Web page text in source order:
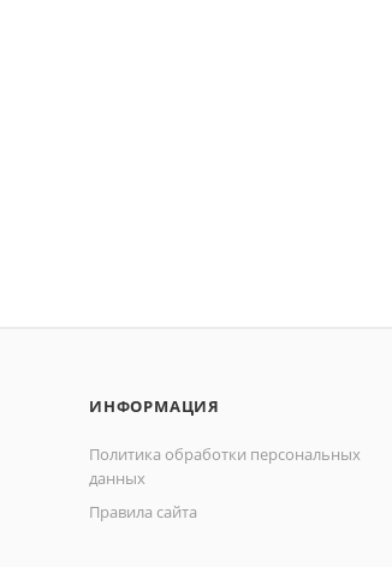
ИНФОРМАЦИЯ
Политика обработки персональных
данных
Правила сайта